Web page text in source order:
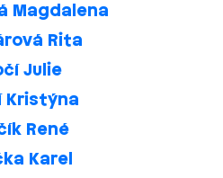
Magdalena
Rita
Julie
Kristýna
René
Karel